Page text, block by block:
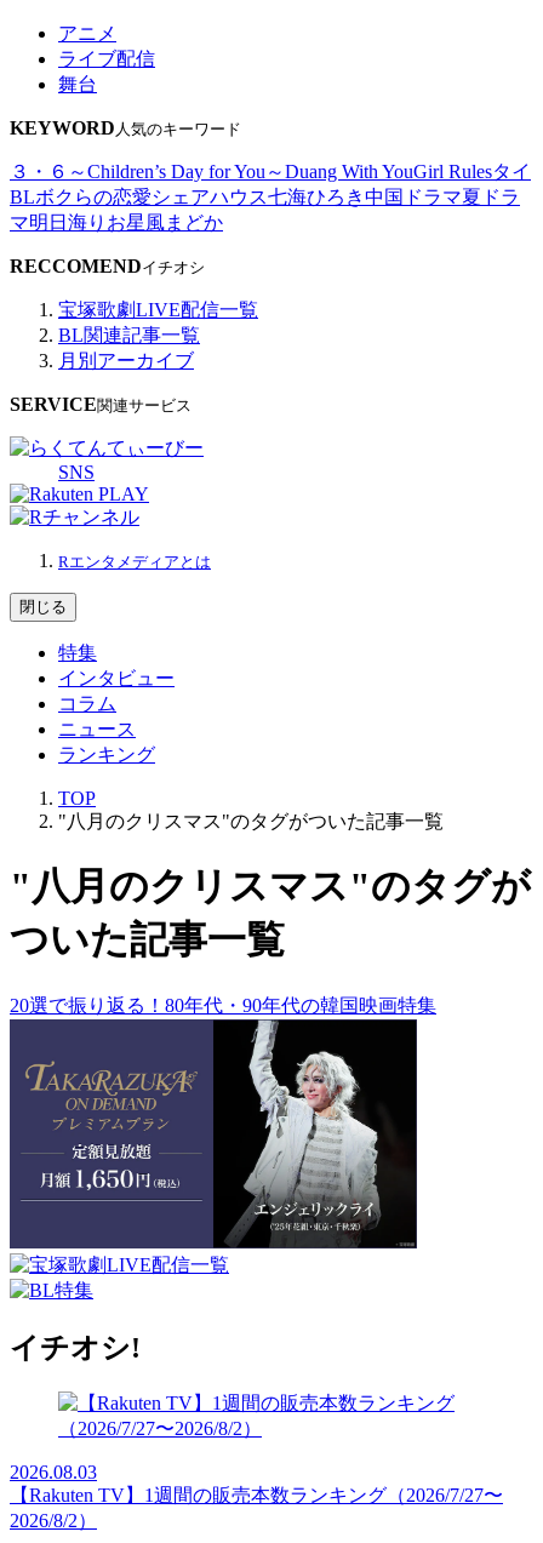
アニメ
ライブ配信
舞台
KEYWORD 人気のキーワード
３・６～Children’s Day for You～Duang With YouGirl Rulesタイ
BLボクらの恋愛シェアハウス七海ひろき中国ドラマ夏ドラ
マ明日海りお星風まどか
RECCOMENDイチオシ
宝塚歌劇LIVE配信一覧
BL関連記事一覧
月別アーカイブ
SERVICE関連サービス
SNS
Rエンタメディアとは
閉じる
特集
インタビュー
コラム
ニュース
ランキング
TOP
"八月のクリスマス"のタグがついた記事一覧
"八月のクリスマス"のタグが
ついた記事一覧
20選で振り返る！80年代・90年代の韓国映画特集
イチオシ!
2026.08.03
【Rakuten TV】1週間の販売本数ランキング（2026/7/27〜
2026/8/2）